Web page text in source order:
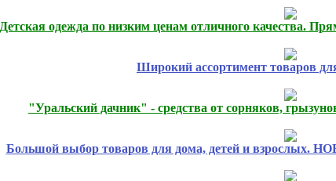
Детская одежда по низким ценам отличного качества.
Широкий ассортимент товаров
"Уральский дачник" - средства от сорняков,
Большой выбор товаров для дома, детей и